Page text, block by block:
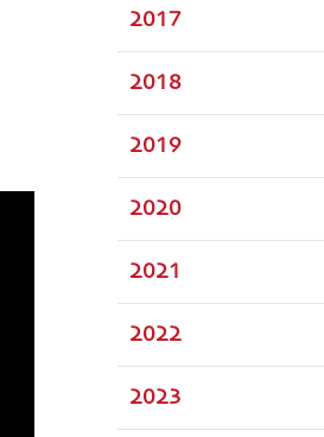
2017
2018
2019
2020
2021
2022
2023